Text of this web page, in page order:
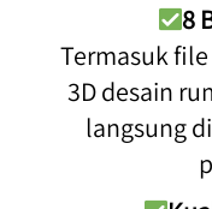
8
Termasuk file
3D desain
langsung